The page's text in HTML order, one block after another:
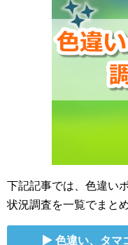
下記記事では、色違い
状況調査を一覧でまと
色違い、タマ